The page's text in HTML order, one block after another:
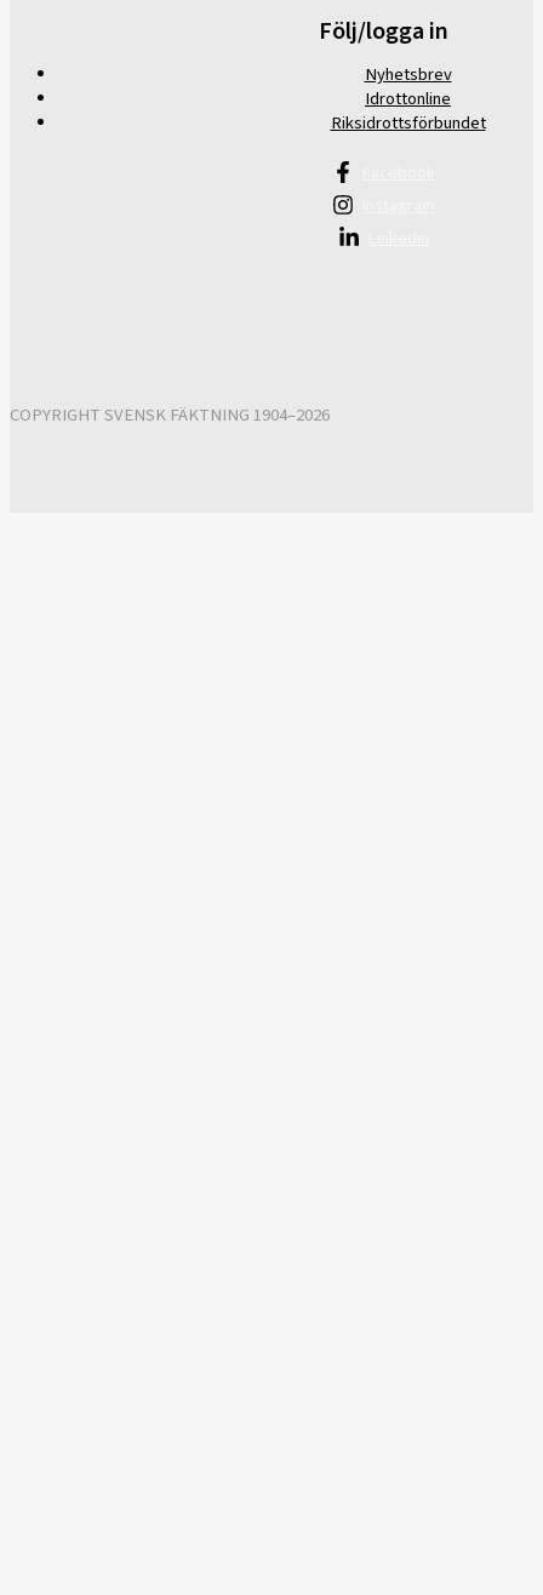
Följ/logga in
Nyhetsbrev
Idrottonline
Riksidrottsförbundet
COPYRIGHT SVENSK FÄKTNING 1904–2026